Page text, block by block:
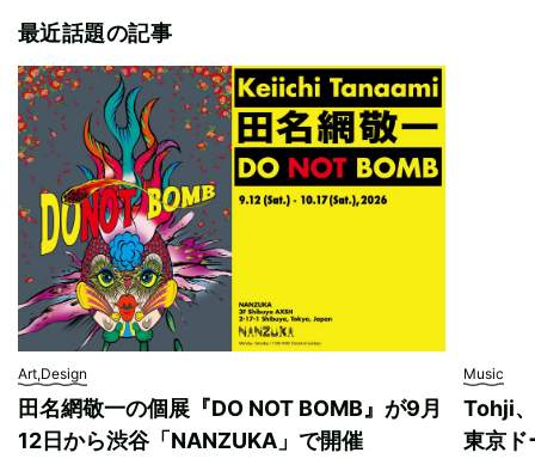
最近話題の記事
Art,Design
田名網敬一の個展『DO NOT BOMB』が9月
12日から渋谷「NANZUKA」で開催
Music
Tohji
東京ド